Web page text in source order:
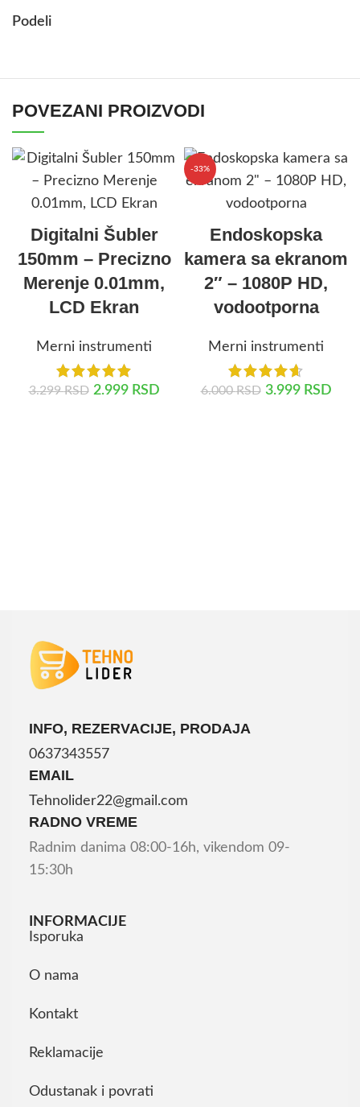
Podeli
POVEZANI PROIZVODI
Digitalni Šubler
150mm – Precizno
Merenje 0.01mm,
LCD Ekran
Merni instrumenti
3.299RSD 2.999 RSD
-33%
Endoskopska
kamera sa ekranom
2″ – 1080P HD,
vodootporna
Merni instrumenti
6.000RSD 3.999 RSD
INFO, REZERVACIJE, PRODAJA
0637343557
EMAIL
Tehnolider22@gmail.com
RADNO VREME
Radnim danima 08:00-16h, vikendom 09-
15:30h
INFORMACIJE
Isporuka
O nama
Kontakt
Reklamacije
Odustanak i povrati